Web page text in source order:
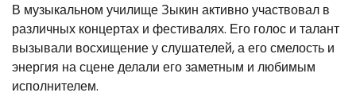
В музыкальном училище Зыкин активно участвовал в
различных концертах и фестивалях. Его голос и талант
вызывали восхищение у слушателей, а его смелость и
энергия на сцене делали его заметным и любимым
исполнителем.